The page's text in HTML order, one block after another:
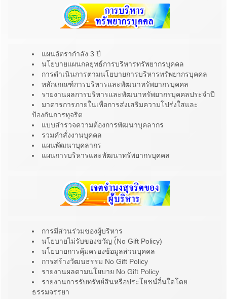
แผนอัตรากำลัง 3 ปี
นโยบายแผนกลยุทธ์การบริหารทรัพยากรบุคคล
การดำเนินการตามนโยบายการบริหารทรัพยากรบุคคล
หลักเกณฑ์การบริหารและพัฒนาทรัพยากรบุคคล
รายงานผลการบริหารและพัฒนาทรัพยากรบุคคลประจำปี
มาตารการภายในเพื่อการส่งเสริมความโปร่งใสและ
ป้องกันการทุจริต
แบบสำรวจความต้องการพัฒนาบุคลากร
รวมคำสั่งงานบุคคล
แผนพัฒนาบุคลากร
แผนการบริหารและพัฒนาทรัพยากรบุคคล
การมีส่วนร่วมของผู้บริหาร
นโยบายไม่รับของขวัญ (์No Gift Policy)
นโยบายการคุ้มครองข้อมูลส่วนบุคคล
การสร้างวัฒนธรรม No Gift Policy
รายงานผลตามนโยบาย No Gift Policy
รายงานการรับทรัพย์สินหรือประโยชน์อื่นใดโดย
ธรรมจรรยา